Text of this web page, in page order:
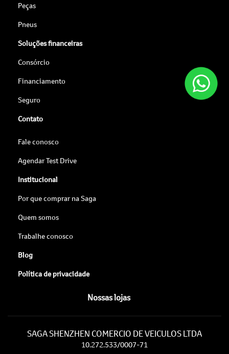
Peças
Pneus
Soluções financeiras
Consórcio
Financiamento
Seguro
Contato
Fale conosco
Agendar Test Drive
Institucional
Por que comprar na Saga
Quem somos
Trabalhe conosco
Blog
Política de privacidade
Nossas lojas
SAGA SHENZHEN COMERCIO DE VEICULOS LTDA
10.272.533/0007-71